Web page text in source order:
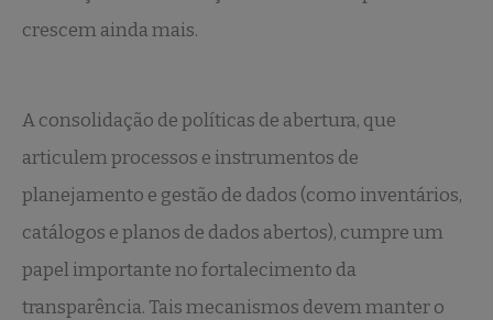
crescem ainda mais.
A consolidação de políticas de abertura, que
articulem processos e instrumentos de
planejamento e gestão de dados (como inventários,
catálogos e planos de dados abertos), cumpre um
papel importante no fortalecimento da
transparência. Tais mecanismos devem manter o